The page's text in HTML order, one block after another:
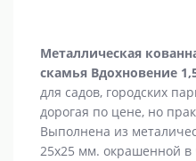
Металлическая
скамья Вдохновение
для садов, городских
дорогая по цене, но
Выполнена из
25х25 мм. окрашенной